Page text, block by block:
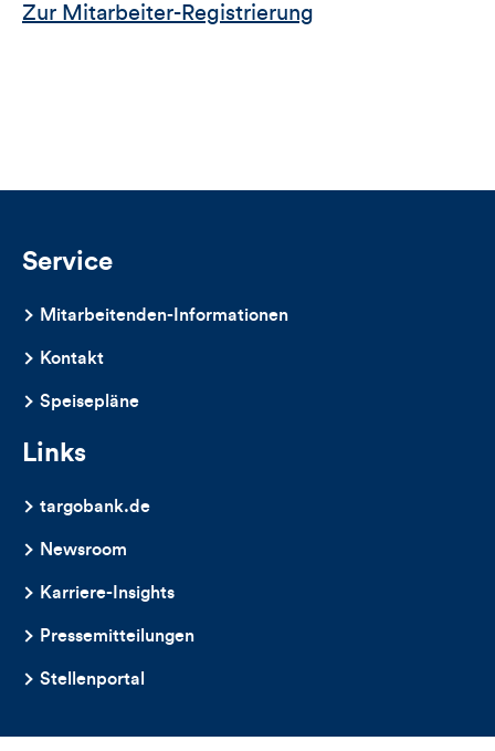
Zur Mitarbeiter-Registrierung
Service
Mitarbeitenden-Informationen
Kontakt
Speisepläne
Links
targobank.de
Newsroom
Karriere-Insights
Pressemitteilungen
Stellenportal